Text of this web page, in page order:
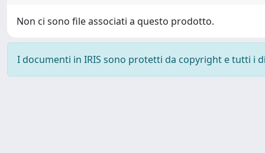
Non ci sono file associati a questo prodotto.
I documenti in IRIS sono protetti da copyright e tutti i